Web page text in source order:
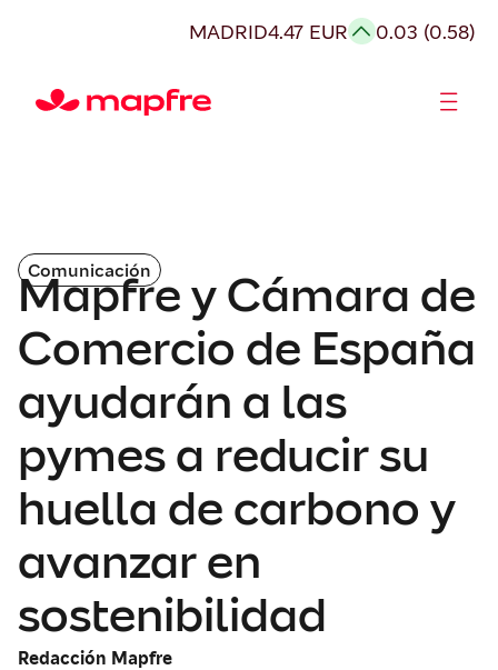
MADRID4.47 EUR 0.03 (0.58)
Comunicación
Mapfre y Cámara de
Comercio de España
ayudarán a las
pymes a reducir su
huella de carbono y
avanzar en
sostenibilidad
Redacción Mapfre